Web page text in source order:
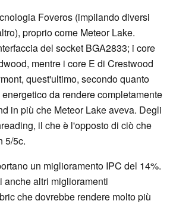
Foveros (impilando diversi
proprio come Meteor Lake.
del socket BGA2833; i core
mentre i core E di Crestwood
quest'ultimo, secondo quanto
da rendere completamente
in più che Meteor Lake aveva. Degli
il che è l'opposto di ciò che
5/5c.
un miglioramento IPC del 14%.
anche altri miglioramenti
che dovrebbe rendere molto più